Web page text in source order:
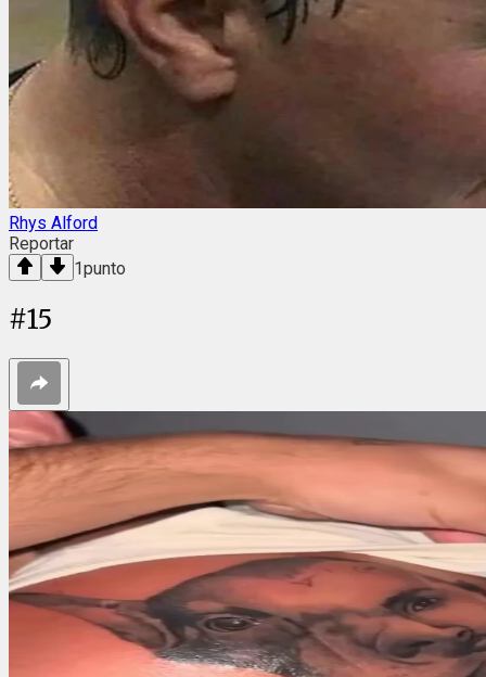
Rhys Alford
Reportar
1punto
#15